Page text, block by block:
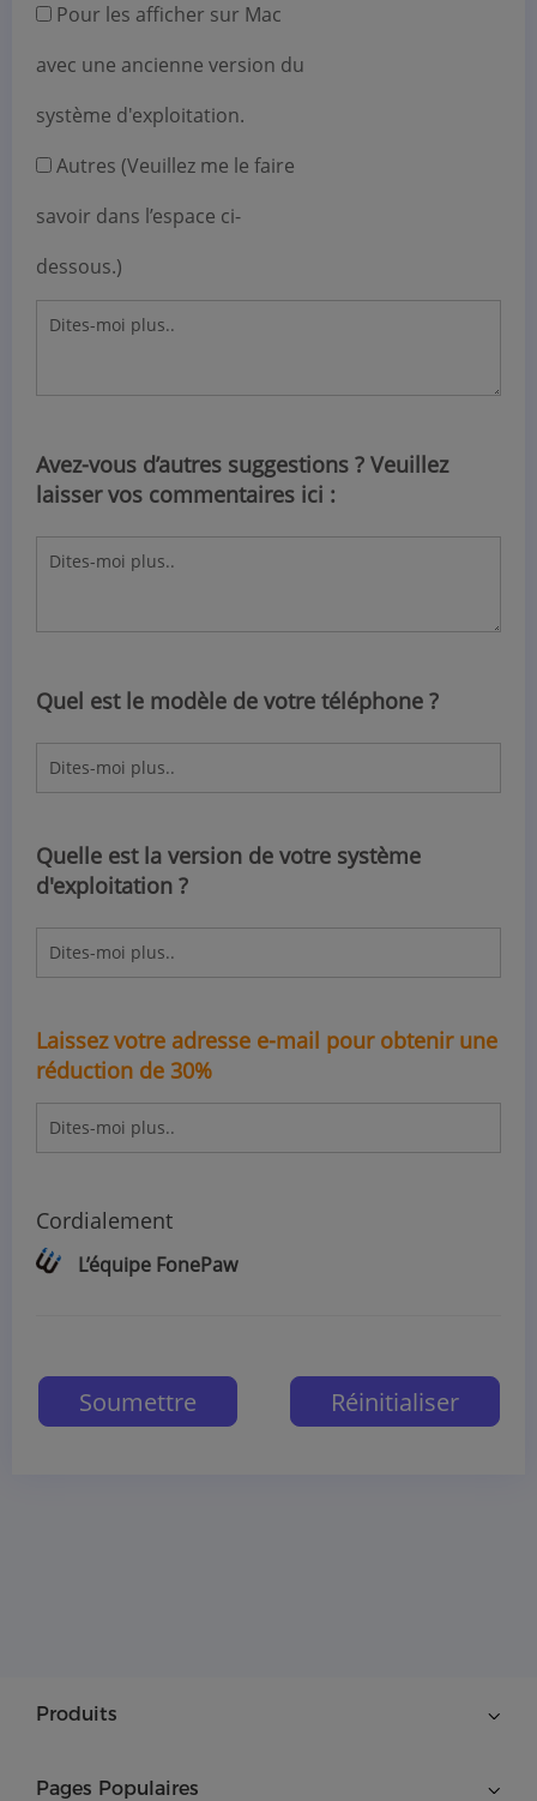
Pour les afficher sur Mac
avec une ancienne version du
système d'exploitation.
Autres (Veuillez me le faire
savoir dans l’espace ci-
dessous.)
Avez-vous d’autres suggestions ? Veuillez
laisser vos commentaires ici :
Quel est le modèle de votre téléphone ?
Quelle est la version de votre système
d'exploitation ?
Laissez votre adresse e-mail pour obtenir une
réduction de 30%
Cordialement
L’équipe FonePaw
Produits
Pages Populaires